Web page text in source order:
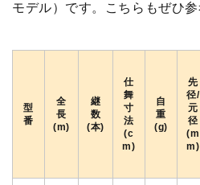
モデル）です。こちらもぜひ参
型
番
全
長
(m)
継
数
(本)
仕
舞
寸
法
(c
m)
自
重
(g)
先
径/
元
径
(m
m)